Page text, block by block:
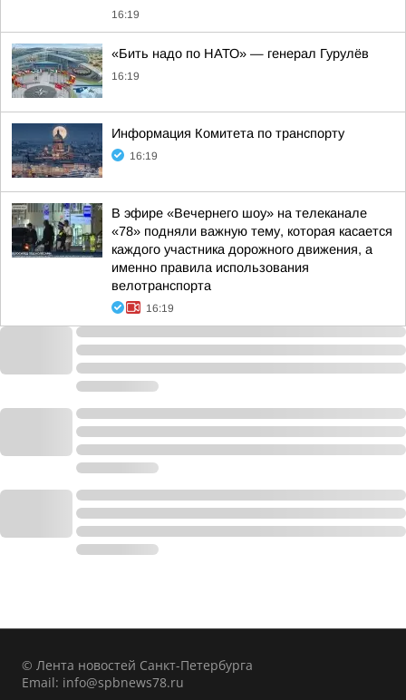
16:19
«Бить надо по НАТО» — генерал Гурулёв
16:19
Информация Комитета по транспорту
16:19
В эфире «Вечернего шоу» на телеканале
«78» подняли важную тему, которая касается
каждого участника дорожного движения, а
именно правила использования
велотранспорта
16:19
© Лента новостей Санкт-Петербурга
Email: info@spbnews78.ru